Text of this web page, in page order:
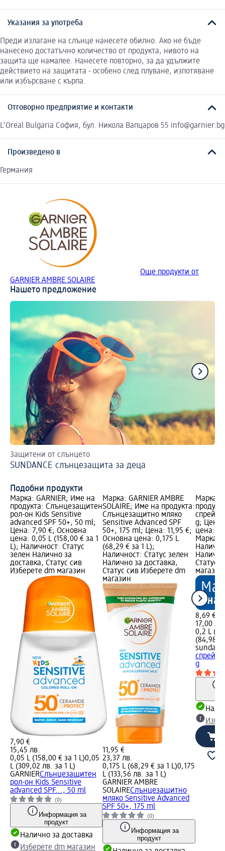
Указания за употреба
Преди излагане на слънце нанесете обилно. Ако не бъде
нанесено достатъчно количество от продукта, нивото на
защита ще намалее. Нанесете повторно, за да удължите
действието на защитата - особено след плуване, изпотяване
или избърсване с кърпа.
Отговорно предприятие и контакти
L'Oreal Bulgaria София, бул. Никола Вапцаров 55 info@garnier.bg
Произведено в
Германия
Още продукти от
GARNIER AMBRE SOLAIRE
Нашето предложение
Защитени от слънцето
SUNDANCE слънцезащита за деца
Подобни продукти
Марка: GARNIER; Име на
продукта: Слънцезащитен
рол-он Kids Sensitive
advanced SPF 50+, 50 ml;
Цена: 7,90 €; Основна
цена: 0,05 L (158,00 € за 1
L); Наличност: Статус
зелен Налично за
доставка, Статус сив
Изберете dm магазин
7,90 €
15,45 лв.
0,05 L (158,00 € за 1 L)0,05
L (309,02 лв. за 1 L)
GARNIERСлънцезащитен
рол-он Kids Sensitive
advanced SPF..., 50 ml
(0)
Информация за
продукт
Налично за доставка
Изберете dm магазин
Марка: GARNIER AMBRE
SOLAIRE; Име на продукта:
Слънцезащитно мляко
Sensitive Advanced SPF
50+, 175 ml; Цена: 11,95 €;
Основна цена: 0,175 L
(68,29 € за 1 L);
Наличност: Статус зелен
Налично за доставка,
Статус сив Изберете dm
магазин
11,95 €
23,37 лв.
0,175 L (68,29 € за 1 L)0,175
L (133,56 лв. за 1 L)
GARNIER AMBRE
SOLAIREСлънцезащитно
мляко Sensitive Advanced
SPF 50+, 175 ml
(0)
Информация за
продукт
Марка:
спрей
g; Цена:
цена:
Марка
Статус
магазин
8,69 €
17,00 лв.
0,2 L
(84,98
спрей
g